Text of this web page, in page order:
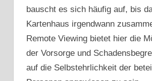
bauscht es sich häufig auf, bis
Kartenhaus irgendwann
Remote Viewing bietet hier die
der Vorsorge und
auf die Selbstehrlichkeit der